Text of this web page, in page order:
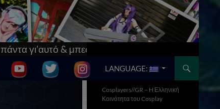
[Updated] AnimeCon: Run Thessaloniki V! Tο
SKIP TO CONTENT
LANGUAGE:
Cosplayers//GR – H Ελληνική
Κοινότητα του Cosplay